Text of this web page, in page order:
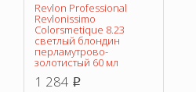
Revlon Professional
Revlonissimo
Colorsmetique 8.23
светлый блондин
перламутрово-
золотистый 60 мл
1 284 p